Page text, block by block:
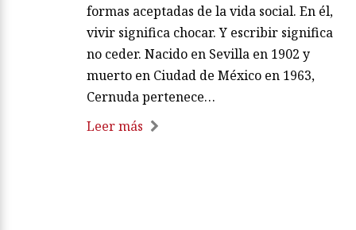
formas aceptadas de la vida social. En él,
vivir significa chocar. Y escribir significa
no ceder. Nacido en Sevilla en 1902 y
muerto en Ciudad de México en 1963,
Cernuda pertenece…
Leer más